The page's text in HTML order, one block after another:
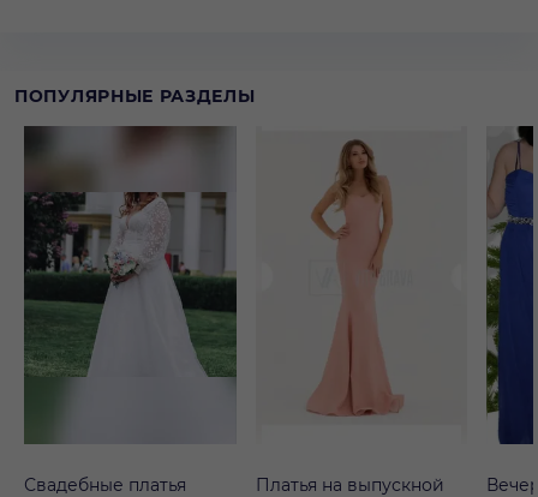
ПОПУЛЯРНЫЕ РАЗДЕЛЫ
Свадебные платья Платья на выпускной